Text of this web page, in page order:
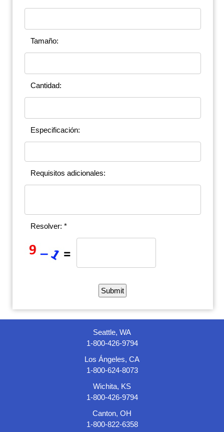
Tamaño:
Cantidad:
Especificación:
Requisitos adicionales:
Resolver: *
Seattle, WA
1-800-426-9794
Los Ángeles, CA
1-800-624-8073
Wichita, KS
1-800-426-9794
Canton, OH
1-800-822-6358